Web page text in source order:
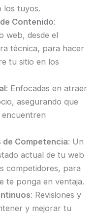
los tuyos.
Contenido:
web, desde el
técnica, para hacer
tu sitio en los
: Enfocadas en atraer
asegurando que
de Competencia: Un
actual de tu web
competidores, para
te ponga en ventaja.
: Revisiones y
y mejorar tu